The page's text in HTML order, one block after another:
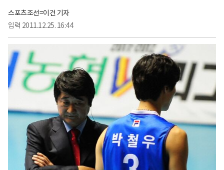
스포츠조선=이건 기자
입력 2011.12.25. 16:44